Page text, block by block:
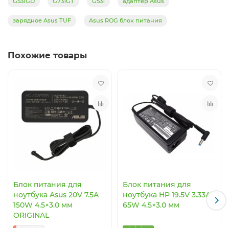
3D-графики и тяжёлой работы.
зарядное Asus TUF Asus ROG блок питания
Похожие товары
Блок питания для
ноутбука Asus 20V 7.5A
150W 4.5×3.0 мм
ORIGINAL
Блок питания для
ноутбука HP 19.5V 3.33А
65W 4.5×3.0 мм